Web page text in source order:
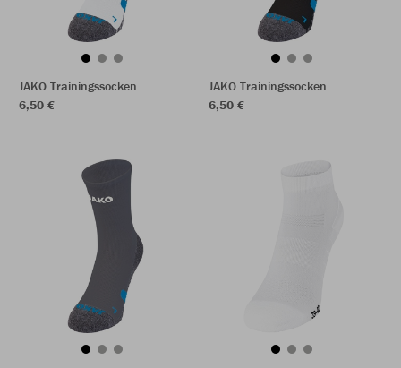
JAKO Trainingssocken
6,50 €
JAKO Trainingssocken
6,50 €